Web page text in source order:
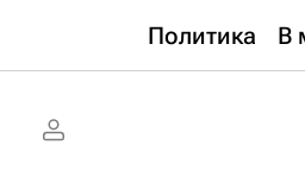
Политика В